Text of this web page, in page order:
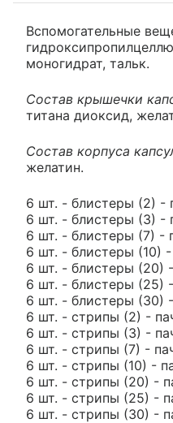
Вспомогательные
моногидрат, тальк.
Состав крышечки
титана диоксид,
Состав корпуса
желатин.
6 шт. - блистеры (2) -
6 шт. - блистеры (3) -
6 шт. - блистеры (7) -
6 шт. - блистеры (10)
6 шт. - блистеры (20)
6 шт. - блистеры (25)
6 шт. - блистеры (30)
6 шт. - стрипы (2) -
6 шт. - стрипы (3) -
6 шт. - стрипы (7) -
6 шт. - стрипы (10) -
6 шт. - стрипы (20) -
6 шт. - стрипы (25) -
6 шт. - стрипы (30) -